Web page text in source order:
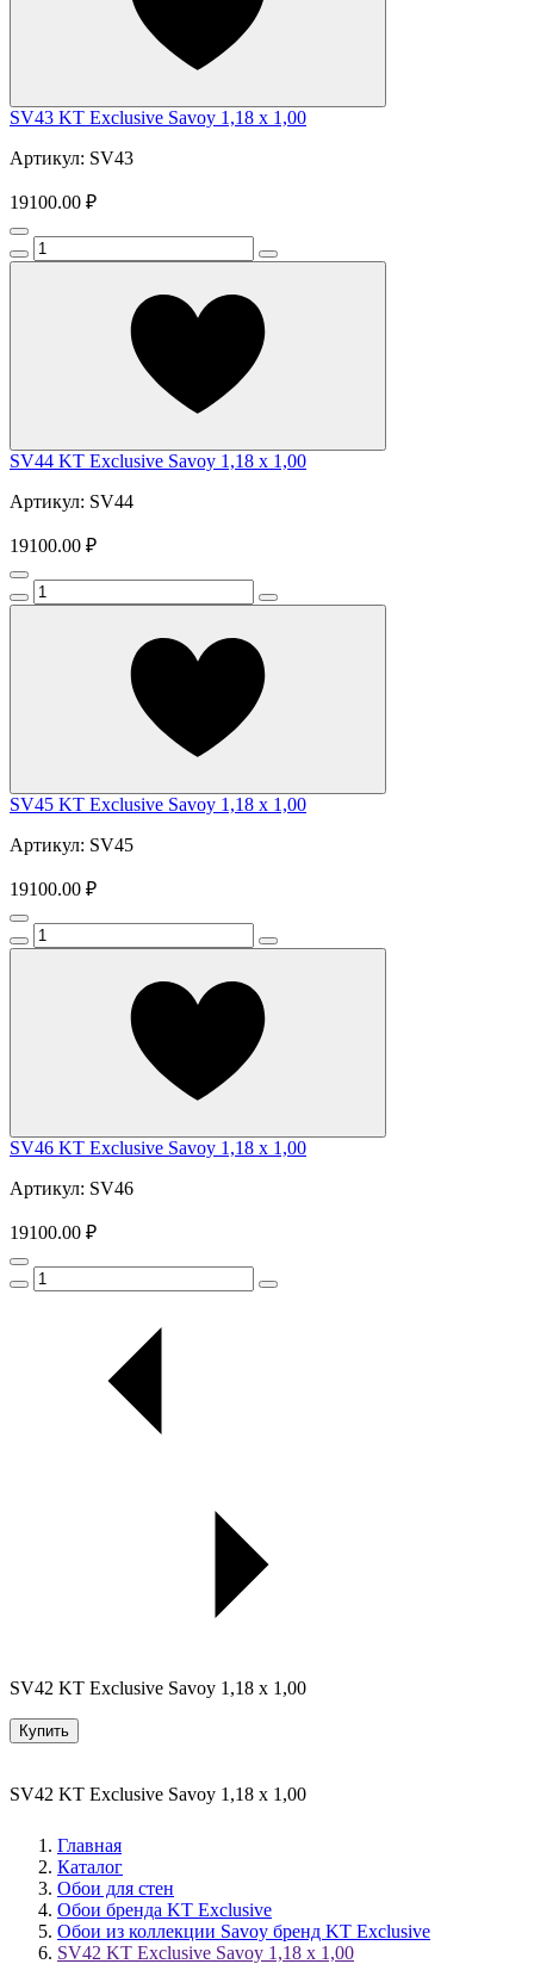
SV43 KT Exclusive Savoy 1,18 x 1,00
Артикул: SV43
19100.00 ₽
SV44 KT Exclusive Savoy 1,18 x 1,00
Артикул: SV44
19100.00 ₽
SV45 KT Exclusive Savoy 1,18 x 1,00
Артикул: SV45
19100.00 ₽
SV46 KT Exclusive Savoy 1,18 x 1,00
Артикул: SV46
19100.00 ₽
SV42 KT Exclusive Savoy 1,18 x 1,00
Купить
SV42 KT Exclusive Savoy 1,18 x 1,00
Главная
Каталог
Обои для стен
Обои бренда KT Exclusive
Обои из коллекции Savoy бренд KT Exclusive
SV42 KT Exclusive Savoy 1,18 x 1,00